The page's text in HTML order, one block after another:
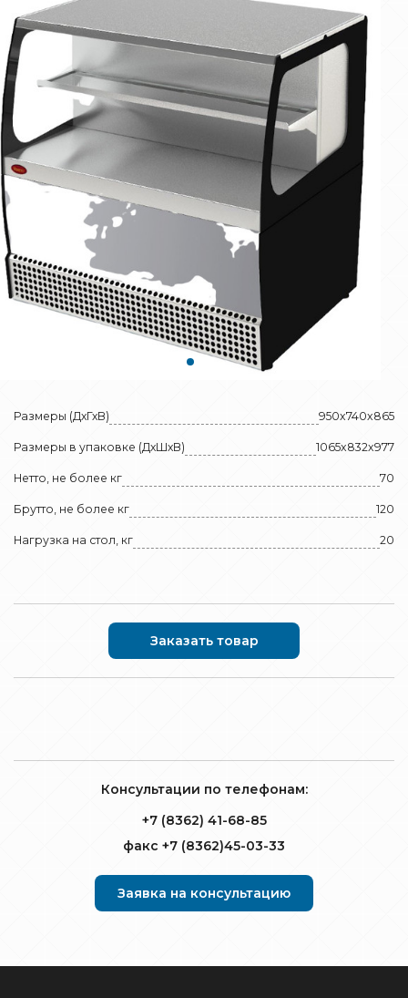
Размеры (ДхГхВ) 950x740x865
Размеры в упаковке (ДхШхВ) 1065x832x977
Нетто, не более кг 70
Брутто, не более кг 120
Нагрузка на стол, кг 20
Заказать товар
Консультации по телефонам:
+7 (8362) 41-68-85
факс +7 (8362)45-03-33
Заявка на консультацию